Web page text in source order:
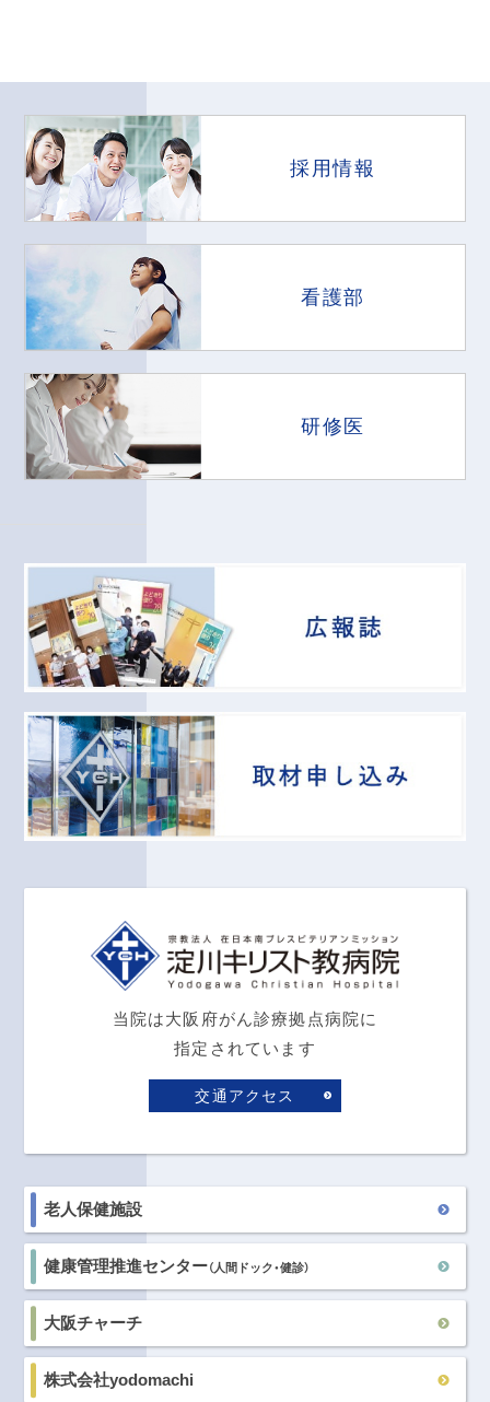
採用情報
看護部
研修医
当院は大阪府がん診療拠点病院に
指定されています
交通アクセス
老人保健施設
健康管理推進センター（人間ドック・健診）
大阪チャーチ
株式会社yodomachi